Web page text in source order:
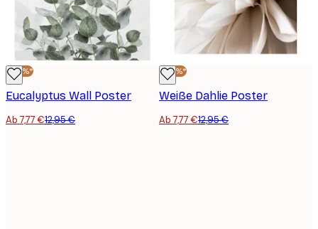
-40%*
Eucalyptus Wall Poster
Ab 7,77 €12,95 €
-40%*
Weiße Dahlie Poster
Ab 7,77 €12,95 €